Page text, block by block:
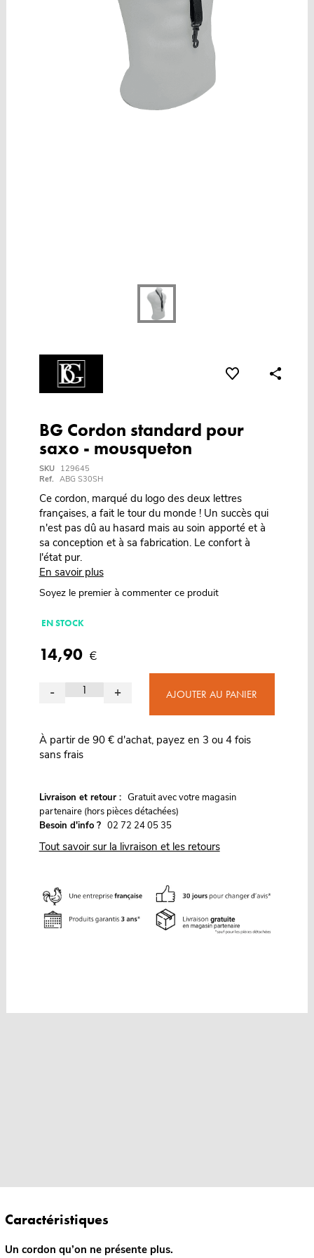
BG Cordon standard pour
saxo - mousqueton
SKU
129645
Ref. ABG S30SH
Ce cordon, marqué du logo des deux lettres
françaises, a fait le tour du monde ! Un succès qui
n'est pas dû au hasard mais au soin apporté et à
sa conception et à sa fabrication. Le confort à
l'état pur.
En savoir plus
Soyez le premier à commenter ce produit
EN STOCK
14,90 €
- + AJOUTER AU PANIER
À partir de 90 € d'achat, payez en 3 ou 4 fois
sans frais
Livraison et retour : Gratuit avec votre magasin
partenaire (hors pièces détachées)
Besoin d'info ? 02 72 24 05 35
Tout savoir sur la livraison et les retours
Caractéristiques
Un cordon qu’on ne présente plus.